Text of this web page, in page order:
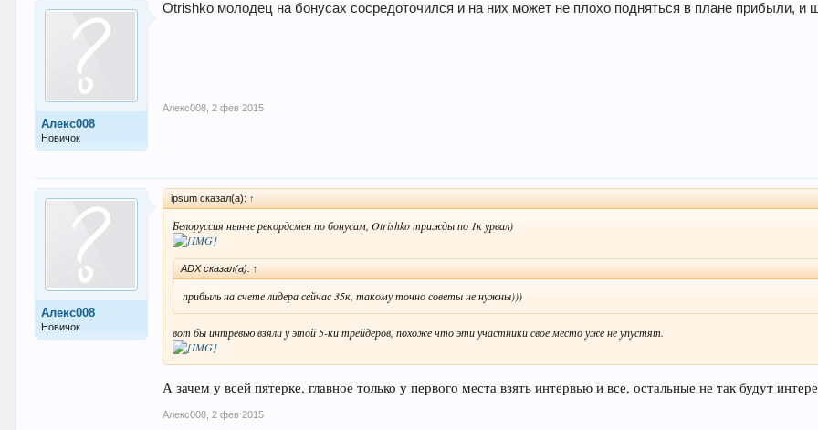
Алекс008
Новичок
Otrishko молодец на бонусах сосредоточился и на них может не плохо подняться в плане прибыли, и
Алекс008 2 фев 2015
Алекс008
Новичок
ipsum сказал(а): ↑
Белоруссия нынче рекордсмен по бонусам, Otrishko трижды по 1к урвал)
ADX сказал(а): ↑
прибыль на счете лидера сейчас 35к, такому точно советы не нужны)))
вот бы интревью взяли у этой 5-ки трейдеров, похоже что эти участники свое место уже не упустят.
А зачем у всей пятерке, главное только у первого места взять интервью и все, остальные не так будут
Алекс008 2 фев 2015